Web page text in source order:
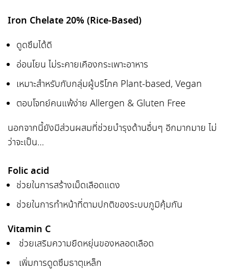
Iron Chelate 20% (Rice-Based)
ดูดซึมได้ดี
อ่อนโยน ไม่ระคายเคืองกระเพาะอาหาร
เหมาะสำหรับกับกลุ่มผู้บริโภค Plant-based, Vegan
ตอบโจทย์คนแพ้ง่าย Allergen & Gluten Free
นอกจากนี้ยังมีส่วนผสมที่ช่วยบำรุงด้านอื่นๆ อีกมากมาย ไม่
ว่าจะเป็น…
Folic acid
ช่วยในการสร้างเม็ดเลือดแดง
ช่วยในการทำหน้าที่ตามปกติของระบบภูมิคุ้มกัน
Vitamin C
ช่วยเสริมความยืดหยุ่นของหลอดเลือด
เพิ่มการดูดซึมธาตุเหล็ก